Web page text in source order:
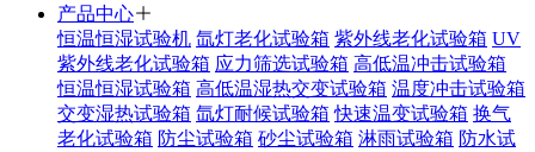
产品中心
恒温恒湿试验机 氙灯老化试验箱 紫外线老化试验箱 UV
紫外线老化试验箱 应力筛选试验箱 高低温冲击试验箱
恒温恒湿试验箱 高低温湿热交变试验箱 温度冲击试验箱
交变湿热试验箱 氙灯耐候试验箱 快速温变试验箱 换气
老化试验箱 防尘试验箱 砂尘试验箱 淋雨试验箱 防水试